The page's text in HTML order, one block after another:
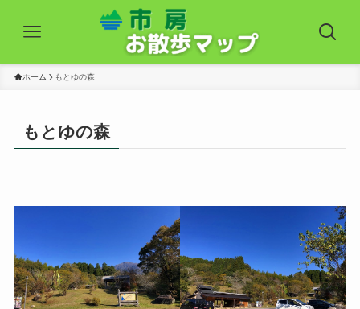
ホーム もとゆの森
もとゆの森